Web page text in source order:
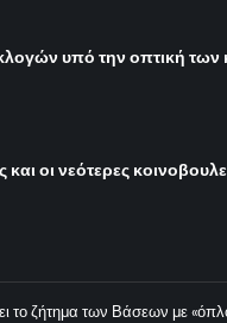
υπό την οπτική των
οι νεότερες
το ζήτημα των Βάσεων με